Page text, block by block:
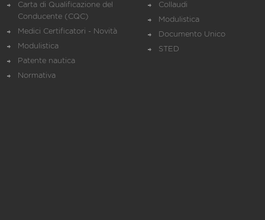
Carta di Qualificazione del
Conducente (CQC)
Medici Certificatori - Novità
Modulistica
Patente nautica
Normativa
Collaudi
Modulistica
Documento Unico
STED